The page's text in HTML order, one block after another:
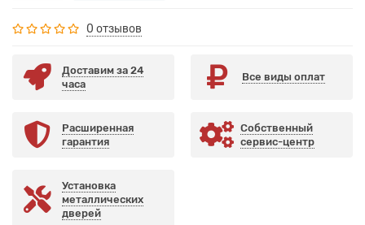
0 отзывов
Доставим за 24
часа
Все виды оплат
Расширенная
гарантия
Собственный
сервис-центр
Установка
металлических
дверей